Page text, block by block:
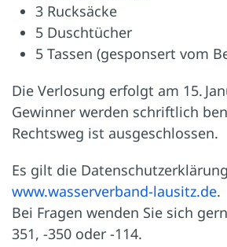
3 Rucksäcke
5 Duschtücher
5 Tassen (gesponsert vom
Die Verlosung erfolgt am 15.
Gewinner werden schriftlich
Rechtsweg ist ausgeschlossen.
Es gilt die
www.wasserverband-lausitz.de.
Bei Fragen wenden Sie sich
351, -350 oder -114.